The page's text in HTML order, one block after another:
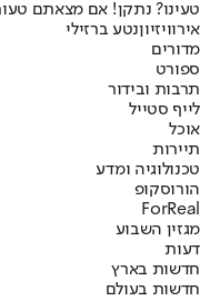
טעינו? נתקן! אם מצאתם
אירוויזיוןנטע ברזילי
מדורים
ספורט
תרבות ובידור
לייף סטייל
אוכל
תיירות
טכנולוגיה ומדע
הורוסקופ
ForReal
מגזין השבוע
דעות
חדשות בארץ
חדשות בעולם